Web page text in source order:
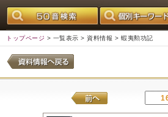
トップページ > 一覧表示 > 資料情報 > 蝦夷勲功記